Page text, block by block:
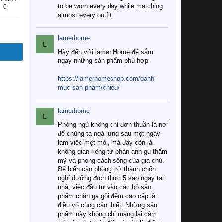
0
to be worn every day while matching
almost every outfit.
L
lamerhome
Hãy đến với lamer Home để sắm
ngay những sản phẩm phù hợp
https://lamerhomeshop.com/danh-
muc-san-pham/chieu/
L
lamerhome
Phòng ngủ không chỉ đơn thuần là nơi
để chúng ta ngả lưng sau một ngày
làm việc mệt mỏi, mà đây còn là
không gian riêng tư phản ánh gu thẩm
mỹ và phong cách sống của gia chủ.
Để biến căn phòng trở thành chốn
nghỉ dưỡng đích thực 5 sao ngay tại
nhà, việc đầu tư vào các bộ sản
phẩm chăn ga gối đệm cao cấp là
điều vô cùng cần thiết. Những sản
phẩm này không chỉ mang lại cảm